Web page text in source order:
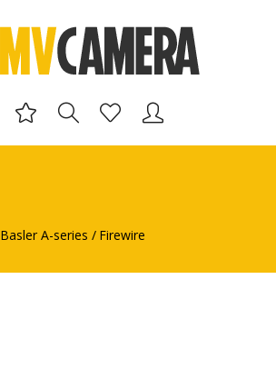
Basler A-series / Firewire